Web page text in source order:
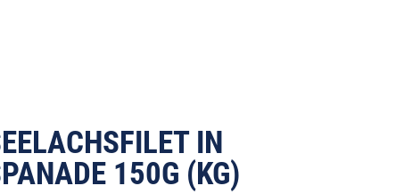
IN
150G (KG)